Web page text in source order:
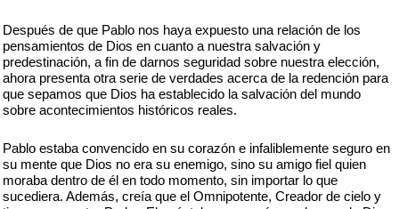
Después de que Pablo nos haya expuesto una relación de los
pensamientos de Dios en cuanto a nuestra salvación y
predestinación, a fin de darnos seguridad sobre nuestra elección,
ahora presenta otra serie de verdades acerca de la redención para
que sepamos que Dios ha establecido la salvación del mundo
sobre acontecimientos históricos reales.
Pablo estaba convencido en su corazón e infaliblemente seguro en
su mente que Dios no era su enemigo, sino su amigo fiel quien
moraba dentro de él en todo momento, sin importar lo que
sucediera. Además, creía que el Omnipotente, Creador de cielo y